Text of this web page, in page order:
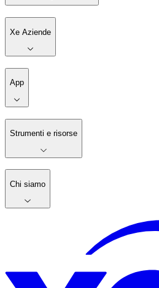
Xe Aziende
App
Strumenti e risorse
Chi siamo